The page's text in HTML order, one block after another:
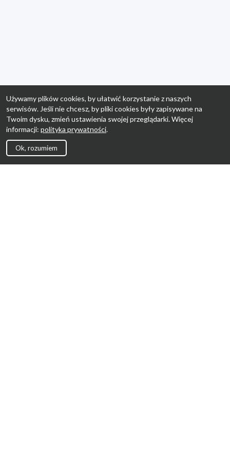
Używamy plików cookies, by ułatwić korzystanie z naszych
serwisów. Jeśli nie chcesz, by pliki cookies były zapisywane na
Twoim dysku, zmień ustawienia swojej przeglądarki. Więcej
informacji: polityka prywatności.
Ok, rozumiem